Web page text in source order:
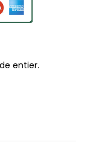
entier.